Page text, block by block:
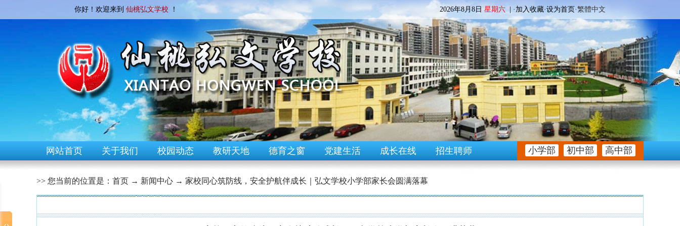
你好！欢迎来到 仙桃弘文学校 ！ 2026年8月8日 星期六 | ·加入收藏·设为首页·繁體中文
网站首页 关于我们 校园动态 教研天地 德育之窗 党建生活 成长在线 招生聘师 小学部 初中部 高中部
>> 您当前的位置是： 首页 → 新闻中心 → 家校同心筑防线，安全护航伴成长｜弘文学校小学部家长会圆满落幕